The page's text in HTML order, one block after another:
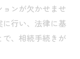
ット
方
ンが欠かせませ
行い、法律に基
、相続手続きが